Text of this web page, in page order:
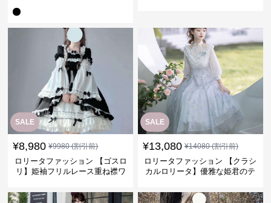
SALE
¥8,980 ¥9980(割引前)
ロリータファッション 【ゴスロ
リ】姫袖フリルレース重ね襟ワ
SALE
¥13,080 ¥14080(割引前)
ロリータファッション 【クラシ
カルロリータ】優雅な姫君のテ